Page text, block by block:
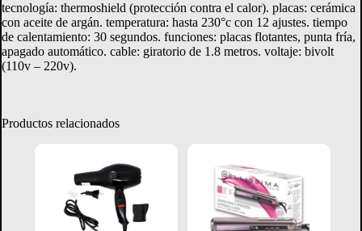
CONSULTAR MARGEN
tecnología: thermoshield (protección contra el calor). placas: cerámica
con aceite de argán. temperatura: hasta 230°c con 12 ajustes. tiempo
de calentamiento: 30 segundos. funciones: placas flotantes, punta fría,
apagado automático. cable: giratorio de 1.8 metros. voltaje: bivolt
(110v – 220v).
Productos relacionados